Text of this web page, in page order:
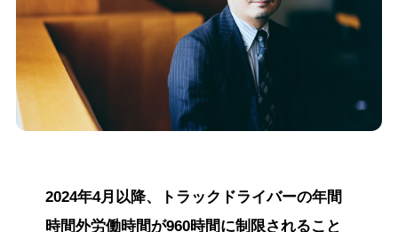
2024年4月以降、トラックドライバーの年間
時間外労働時間が960時間に制限されること